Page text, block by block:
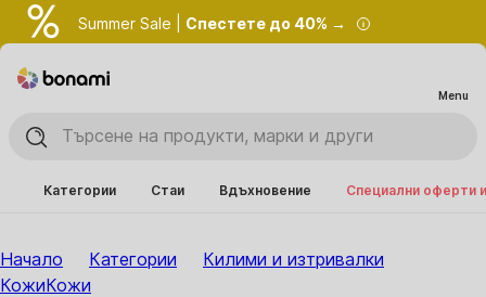
Summer Sale | Спестете до 40% →
Menu
Категории Стаи Вдъхновение Специални оферти
Начало Категории
Килими и изтривалки
КожиКожи